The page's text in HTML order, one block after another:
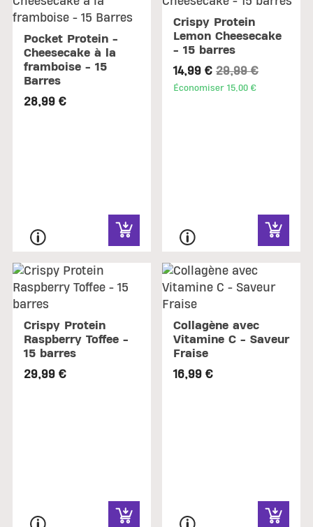
Pocket Protein -
Cheesecake à la
framboise - 15
Barres
28,99 €
Crispy Protein
Lemon Cheesecake
- 15 barres
14,99 € Price reduced
29,99 €to
Économiser 15,00 €
Crispy Protein
Raspberry Toffee -
15 barres
29,99 €
Collagène avec
Vitamine C - Saveur
Fraise
16,99 €